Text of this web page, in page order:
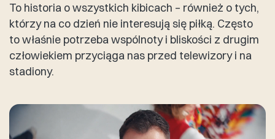
To historia o wszystkich kibicach – również o tych,
którzy na co dzień nie interesują się piłką. Często
to właśnie potrzeba wspólnoty i bliskości z drugim
człowiekiem przyciąga nas przed telewizory i na
stadiony.